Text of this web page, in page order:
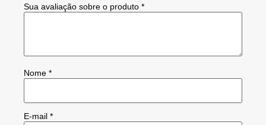
Sua avaliação sobre o produto *
Nome *
E-mail *